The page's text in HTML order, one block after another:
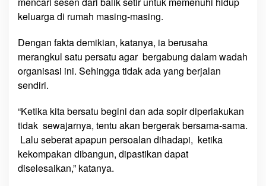
keluarga di rumah masing-masing.
Dengan fakta demikian, katanya, ia berusaha
merangkul satu persatu agar bergabung dalam wadah
organisasi ini. Sehingga tidak ada yang berjalan
sendiri.
“Ketika kita bersatu begini dan ada sopir diperlakukan
tidak sewajarnya, tentu akan bergerak bersama-sama.
Lalu seberat apapun persoalan dihadapi, ketika
kekompakan dibangun, dipastikan dapat
diselesaikan,” katanya.